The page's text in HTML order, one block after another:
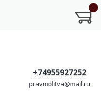
+74955927252
pravmolitva@mail.ru